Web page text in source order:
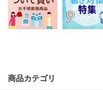
商品カテゴリ